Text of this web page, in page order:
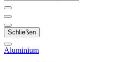
Schließen
Aluminium